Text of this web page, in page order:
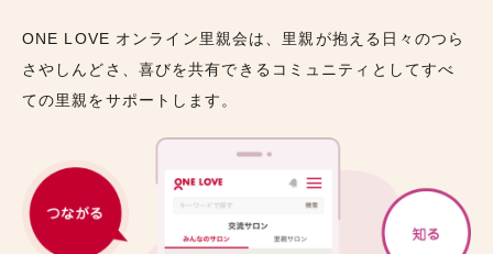
ONE LOVE オンライン里親会は、里親が抱える日々のつら
さやしんどさ、喜びを共有できるコミュニティとしてすべ
ての里親をサポートします。